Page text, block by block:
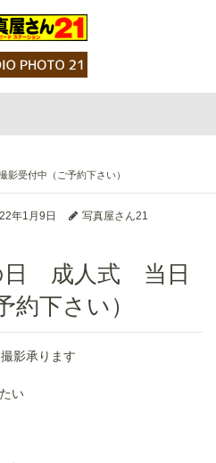
受付中（ご予約下さい）
年1月9日
写真屋さん21
約下さい）
影承ります
い